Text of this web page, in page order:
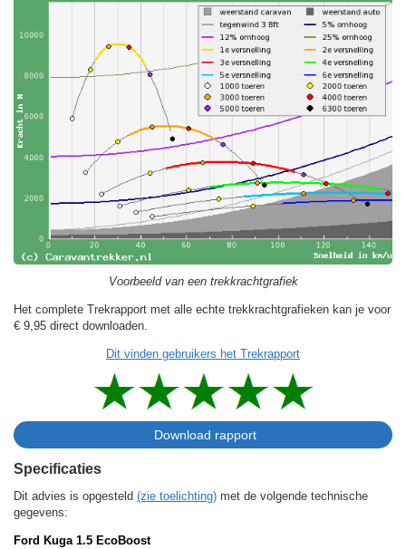
Voorbeeld van een trekkrachtgrafiek
Het complete Trekrapport met alle echte trekkrachtgrafieken kan je voor
€ 9,95 direct downloaden.
Dit vinden gebruikers het Trekrapport
Specificaties
Dit advies is opgesteld (zie toelichting) met de volgende technische
gegevens:
Ford Kuga 1.5 EcoBoost